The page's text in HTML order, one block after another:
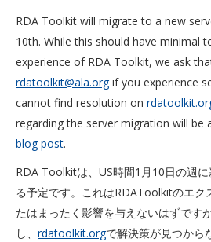
RDA Toolkit will migrate to a new
10th. While this should have minimal
experience of RDA Toolkit, we ask
rdatoolkit@ala.orgif you experience
cannot find resolution on
regarding the server migration will be
blog post.
RDA Toolkitは、US時間1月10日の週
る予定です。これはRDAToolkitのエク
たはまったく影響を与えないはずです
し、 rdatoolkit.orgで解決策が見つから